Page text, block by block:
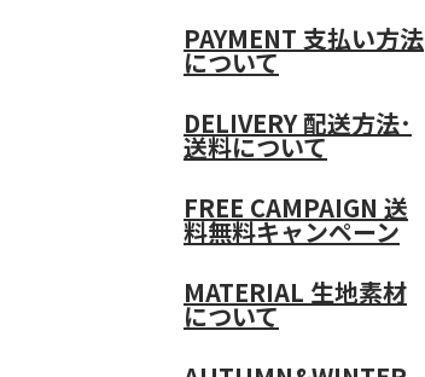
PAYMENT 支払い方法
について
DELIVERY配送方法･
送料について
FREE CAMPAIGN 送
料無料キャンペーン
MATERIAL 生地素材
について